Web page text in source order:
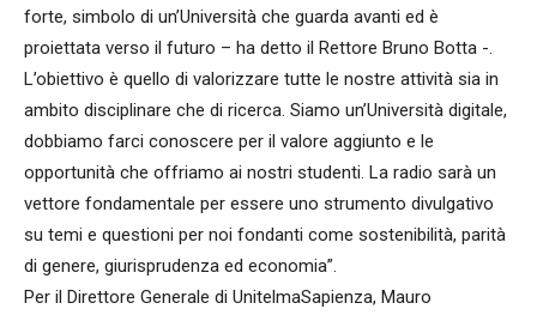
forte, simbolo di un’Università che guarda avanti ed è
proiettata verso il futuro – ha detto il Rettore Bruno Botta -.
L’obiettivo è quello di valorizzare tutte le nostre attività sia in
ambito disciplinare che di ricerca. Siamo un’Università digitale,
dobbiamo farci conoscere per il valore aggiunto e le
opportunità che offriamo ai nostri studenti. La radio sarà un
vettore fondamentale per essere uno strumento divulgativo
su temi e questioni per noi fondanti come sostenibilità, parità
di genere, giurisprudenza ed economia”.
Per il Direttore Generale di UnitelmaSapienza, Mauro